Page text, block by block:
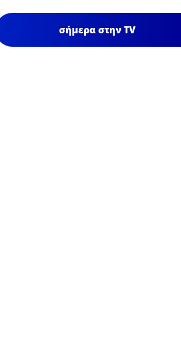
σήμερα στην TV